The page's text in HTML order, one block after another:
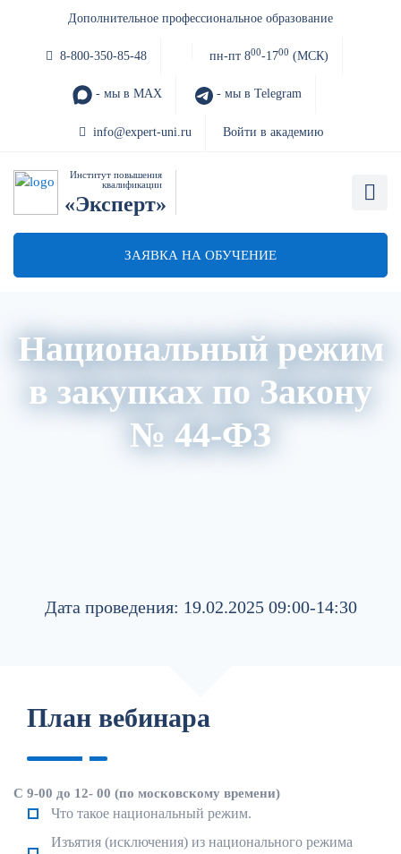
Дополнительное профессиональное образование
8-800-350-85-48 пн-пт 800-1700 (МСК)
- мы в MAX - мы в Telegram
info@expert-uni.ru Войти в академию
Институт повышения
квалификации
«Эксперт»
ЗАЯВКА НА ОБУЧЕНИЕ
Национальный режим
в закупках по Закону
№ 44-ФЗ
Дата проведения: 19.02.2025 09:00-14:30
План вебинара
С 9-00 до 12- 00 (по московскому времени)
Что такое национальный режим.
Изъятия (исключения) из национального режима